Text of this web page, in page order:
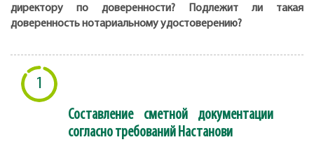
директору по доверенности? Подлежит ли такая
доверенность нотариальному удостоверению?
1
Составление сметной документации
согласно требований Настанови